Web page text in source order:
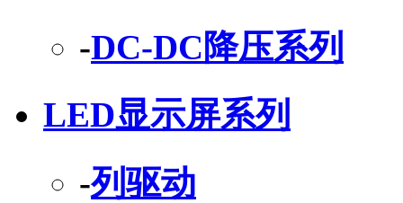
-DC-DC降压系列
LED显示屏系列
-列驱动